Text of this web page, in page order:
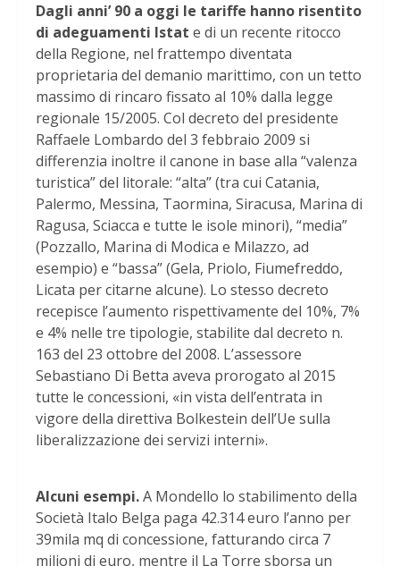
Dagli anni’ 90 a oggi le tariffe hanno risentito
di adeguamenti Istat e di un recente ritocco
della Regione, nel frattempo diventata
proprietaria del demanio marittimo, con un tetto
massimo di rincaro fissato al 10% dalla legge
regionale 15/2005. Col decreto del presidente
Raffaele Lombardo del 3 febbraio 2009 si
differenzia inoltre il canone in base alla “valenza
turistica” del litorale: “alta” (tra cui Catania,
Palermo, Messina, Taormina, Siracusa, Marina di
Ragusa, Sciacca e tutte le isole minori), “media”
(Pozzallo, Marina di Modica e Milazzo, ad
esempio) e “bassa” (Gela, Priolo, Fiumefreddo,
Licata per citarne alcune). Lo stesso decreto
recepisce l’aumento rispettivamente del 10%, 7%
e 4% nelle tre tipologie, stabilite dal decreto n.
163 del 23 ottobre del 2008. L’assessore
Sebastiano Di Betta aveva prorogato al 2015
tutte le concessioni, «in vista dell’entrata in
vigore della direttiva Bolkestein dell’Ue sulla
liberalizzazione dei servizi interni».
Alcuni esempi.A Mondello lo stabilimento della
Società Italo Belga paga 42.314 euro l’anno per
39mila mq di concessione, fatturando circa 7
milioni di euro, mentre il La Torre sborsa un